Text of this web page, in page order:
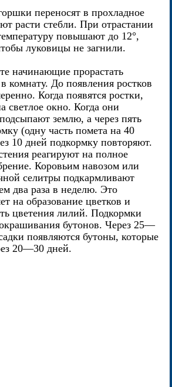
переносят в прохладное
расти стебли. При отрастании
повышают до 12°,
луковицы не загнили.
начинающие прорастать
комнату. До появления ростков
Когда появятся ростки,
светлое окно. Когда они
землю, а через пять
(одну часть помета на 40
10 дней подкормку повторяют.
реагируют на полное
Коровьим навозом или
селитры подкармливают
два раза в неделю. Это
на образование цветков и
цветения лилий. Подкормки
бутонов. Через 25—
появляются бутоны, которые
20—30 дней.